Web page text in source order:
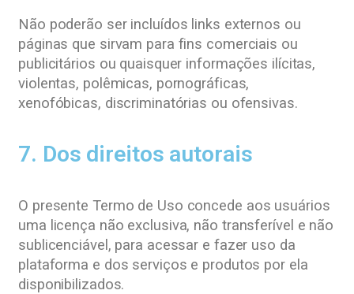
Não poderão ser incluídos links externos ou
páginas que sirvam para fins comerciais ou
publicitários ou quaisquer informações ilícitas,
violentas, polêmicas, pornográficas,
xenofóbicas, discriminatórias ou ofensivas.
7. Dos direitos autorais
O presente Termo de Uso concede aos usuários
uma licença não exclusiva, não transferível e não
sublicenciável, para acessar e fazer uso da
plataforma e dos serviços e produtos por ela
disponibilizados.